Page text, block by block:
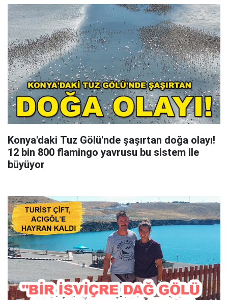
Konya'daki Tuz Gölü'nde şaşırtan doğa olayı!
12 bin 800 flamingo yavrusu bu sistem ile
büyüyor